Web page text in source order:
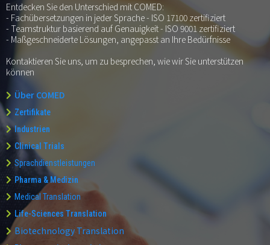
Entdecken Sie den Unterschied mit COMED:
- Fachübersetzungen in jeder Sprache - ISO 17100 zertifiziert
- Teamstruktur basierend auf Genauigkeit - ISO 9001 zertifiziert
- Maßgeschneiderte Lösungen, angepasst an Ihre Bedürfnisse
Kontaktieren Sie uns, um zu besprechen, wie wir Sie unterstützen
können
Über COMED
Zertifikate
Industrien
Clinical Trials
Sprachdienstleistungen
Pharma & Medizin
Medical Translation
Life-Sciences Translation
Biotechnology Translation